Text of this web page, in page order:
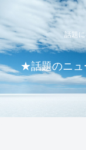
話題
★話題のニュ